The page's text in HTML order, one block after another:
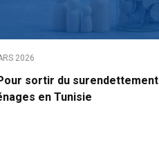
2026
sortir du surendettement
en Tunisie